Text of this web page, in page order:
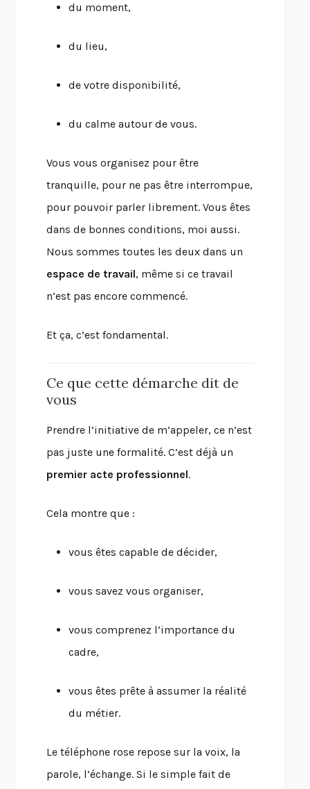
du moment,
du lieu,
de votre disponibilité,
du calme autour de vous.
Vous vous organisez pour être
tranquille, pour ne pas être interrompue,
pour pouvoir parler librement. Vous êtes
dans de bonnes conditions, moi aussi.
Nous sommes toutes les deux dans un
espace de travail, même si ce travail
n’est pas encore commencé.
Et ça, c’est fondamental.
Ce que cette démarche dit de
vous
Prendre l’initiative de m’appeler, ce n’est
pas juste une formalité. C’est déjà un
premier acte professionnel.
Cela montre que :
vous êtes capable de décider,
vous savez vous organiser,
vous comprenez l’importance du
cadre,
vous êtes prête à assumer la réalité
du métier.
Le téléphone rose repose sur la voix, la
parole, l’échange. Si le simple fait de